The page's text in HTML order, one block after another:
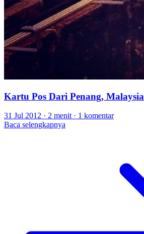
Kartu Pos Dari Penang, Malaysia
31 Jul 2012 · 2 menit · 1 komentar
Baca selengkapnya